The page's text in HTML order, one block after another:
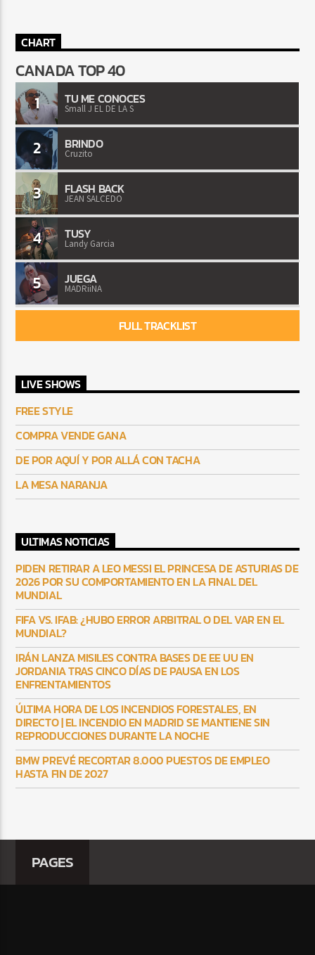
CHART
CANADA TOP 40
1 TU ME CONOCES
Small J EL DE LA S
2 BRINDO
Cruzito
3 FLASH BACK
JEAN SALCEDO
4 TUSY
Landy Garcia
5 JUEGA
MADRiiNA
FULL TRACKLIST
LIVE SHOWS
FREE STYLE
COMPRA VENDE GANA
DE POR AQUÍ Y POR ALLÁ CON TACHA
LA MESA NARANJA
ULTIMAS NOTICIAS
PIDEN RETIRAR A LEO MESSI EL PRINCESA DE ASTURIAS DE
2026 POR SU COMPORTAMIENTO EN LA FINAL DEL
MUNDIAL
FIFA VS. IFAB: ¿HUBO ERROR ARBITRAL O DEL VAR EN EL
MUNDIAL?
IRÁN LANZA MISILES CONTRA BASES DE EE UU EN
JORDANIA TRAS CINCO DÍAS DE PAUSA EN LOS
ENFRENTAMIENTOS
ÚLTIMA HORA DE LOS INCENDIOS FORESTALES, EN
DIRECTO | EL INCENDIO EN MADRID SE MANTIENE SIN
REPRODUCCIONES DURANTE LA NOCHE
BMW PREVÉ RECORTAR 8.000 PUESTOS DE EMPLEO
HASTA FIN DE 2027
PAGES